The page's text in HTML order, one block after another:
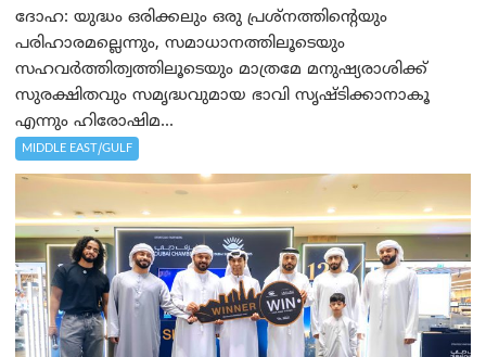
ദോഹ: യുദ്ധം ഒരിക്കലും ഒരു പ്രശ്‌നത്തിന്റെയും
പരിഹാരമല്ലെന്നും, സമാധാനത്തിലൂടെയും
സഹവര്‍ത്തിത്വത്തിലൂടെയും മാത്രമേ മനുഷ്യരാശിക്ക്
സുരക്ഷിതവും സമൃദ്ധവുമായ ഭാവി സൃഷ്ടിക്കാനാകൂ
എന്നും ഹിരോഷിമ...
MIDDLE EAST/GULF